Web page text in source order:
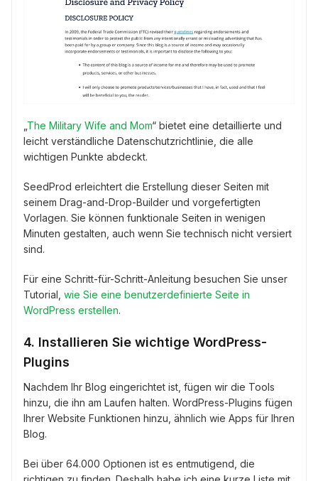
The Military Wife and Mom“ bietet eine detaillierte und
leicht verständliche Datenschutzrichtlinie, die alle
wichtigen Punkte abdeckt.
SeedProd erleichtert die Erstellung dieser Seiten mit
seinem Drag-and-Drop-Builder und vorgefertigten
Vorlagen. Sie können funktionale Seiten in wenigen
Minuten gestalten, auch wenn Sie technisch nicht versiert
sind.
Für eine Schritt-für-Schritt-Anleitung besuchen Sie unser
Tutorial, wie Sie eine benutzerdefinierte Seite in
WordPress erstellen.
4. Installieren Sie wichtige WordPress-
Plugins
Nachdem Ihr Blog eingerichtet ist, fügen wir die Tools
hinzu, die ihn am Laufen halten. WordPress-Plugins fügen
Ihrer Website Funktionen hinzu, ähnlich wie Apps für Ihren
Blog.
Bei über 64.000 Optionen ist es entmutigend, die